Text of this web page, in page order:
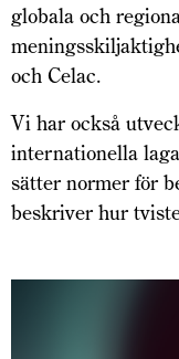
globala och
och Celac.
Vi har också
internationella
sätter normer för
beskriver hur